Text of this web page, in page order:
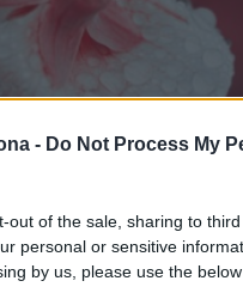
- Do Not Process My
out of the sale, sharing to
personal or sensitive
by us, please use the